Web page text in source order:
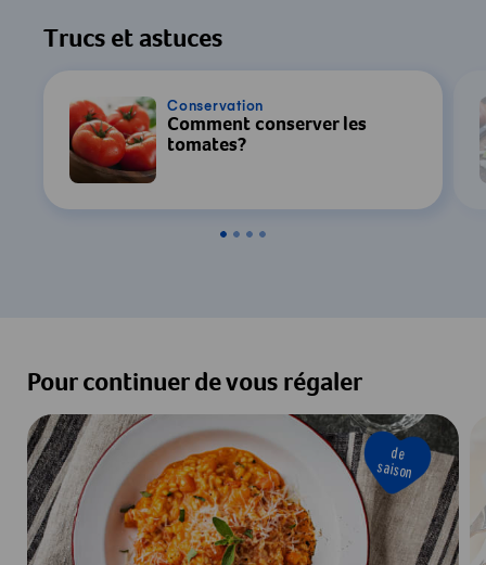
Trucs et astuces
Conservation
Comment conserver les
tomates?
Pour continuer de vous régaler
de
saison